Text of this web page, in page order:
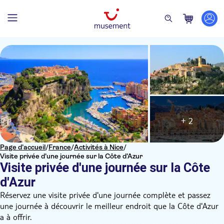
Page d’accueil/France/Activités à Nice/
Visite privée d'une journée sur la Côte d'Azur
Visite privée d'une journée sur la Côte
d'Azur
+ 2
Réservez une visite privée d'une journée complète et passez
une journée à découvrir le meilleur endroit que la Côte d'Azur
a à offrir.